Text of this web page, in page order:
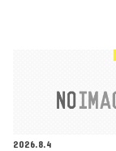
2026.8.4